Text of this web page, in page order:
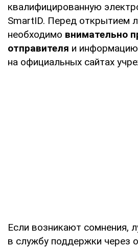
квалифицированную
SmartID. Перед открытием
необходимо внимательно
отправителя и
на официальных сайтах
Если возникают сомнения,
в службу поддержки через